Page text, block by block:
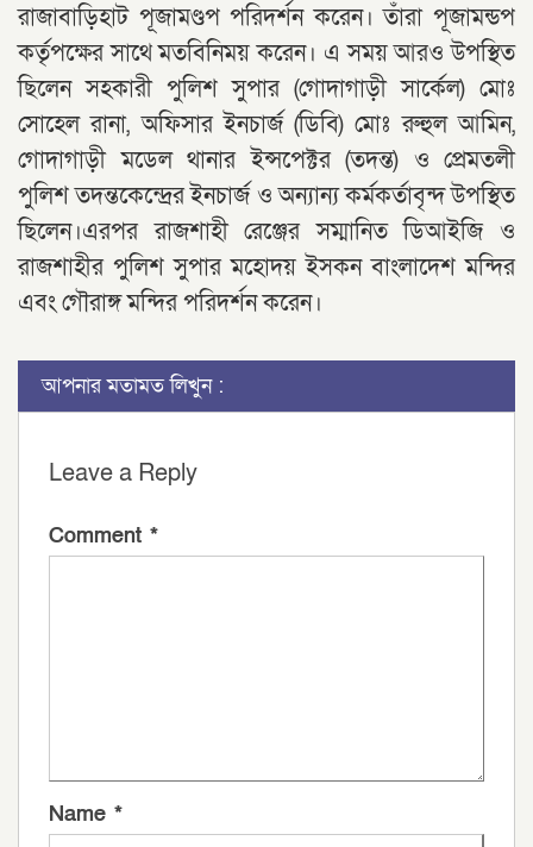
রাজাবাড়িহাট পূজামণ্ডপ পরিদর্শন করেন। তাঁরা পূজামন্ডপ
কর্তৃপক্ষের সাথে মতবিনিময় করেন। এ সময় আরও উপস্থিত
ছিলেন সহকারী পুলিশ সুপার (গোদাগাড়ী সার্কেল) মোঃ
সোহেল রানা, অফিসার ইনচার্জ (ডিবি) মোঃ রুহুল আমিন,
গোদাগাড়ী মডেল থানার ইন্সপেক্টর (তদন্ত) ও প্রেমতলী
পুলিশ তদন্তকেন্দ্রের ইনচার্জ ও অন্যান্য কর্মকর্তাবৃন্দ উপস্থিত
ছিলেন।এরপর রাজশাহী রেঞ্জের সম্মানিত ডিআইজি ও
রাজশাহীর পুলিশ সুপার মহোদয় ইসকন বাংলাদেশ মন্দির
এবং গৌরাঙ্গ মন্দির পরিদর্শন করেন।
আপনার মতামত লিখুন :
Leave a Reply
Comment *
Name *